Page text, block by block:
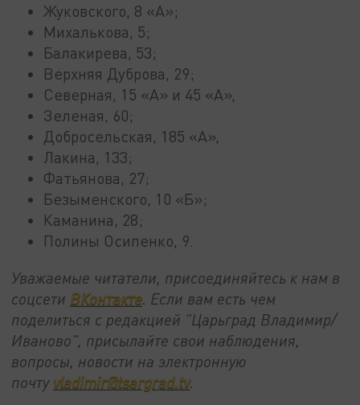
Жуковского, 8 «А»;
Михалькова, 5;
Балакирева, 53;
Верхняя Дуброва, 29;
Северная, 15 «А» и 45 «А»,
Зеленая, 60;
Добросельская, 185 «А»,
Лакина, 133;
Фатьянова, 27;
Безыменского, 10 «Б»;
Каманина, 28;
Полины Осипенко, 9.
Уважаемые читатели, присоединяйтесь к нам в
соцсети ВКонтакте . Если вам есть чем
поделиться с редакцией "Царьград Владимир/
Иваново", присылайте свои наблюдения,
вопросы, новости на электронную
почту vladimir@tsargrad.tv.